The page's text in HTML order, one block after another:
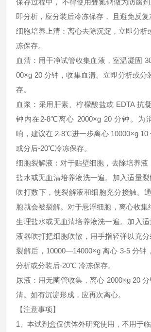
保存过程中， 不得使用叠氮钠做为防腐
即分析，应分装后冷冻保存， 且避免反复
细胞培养上清：离心去除沉淀，立即分
冻保存。
血清：用干净试管收集血液，室温凝固
00×g 20 分钟，收集血清。立即分析或
存。
血浆：采用肝素、柠檬酸盐或 EDTA 抗
钟内在2-8℃离心 2000×g 20 分钟。为
响，建议在 2-8℃进一步离心 10000×g 10
或分后-20℃冷冻保存。
细胞裂解液：对于贴壁细胞，去除培养液
盐水或无血清培养液洗一遍。加入适量
吹打数下，使裂解液和细胞充分接触。
胞就会被裂解。对于悬浮细胞，离心收集
生理盐水或无血清培养液洗一遍。加入
液器吹打把细胞吹散，用手指轻弹以充
裂解后，10000—14000×g 离心 3-5 分钟
分析或分装后-20℃ 冷冻保存。
尿液：用无菌管收集，离心 2000×g 20
清。如有沉淀形成，应再次离心。
【注意事项】
1、本试剂盒仅供体外研究使用，不用于临